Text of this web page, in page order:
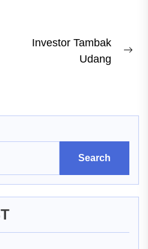
Investor Tambak
Udang
Search